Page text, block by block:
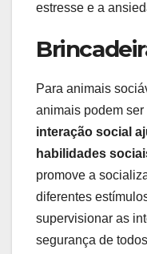
estresse e a
Para animais
animais podem
interação social
habilidades
promove a
diferentes
supervisionar as
segurança de